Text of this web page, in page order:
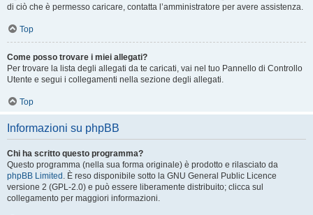
di ciò che è permesso caricare, contatta l’amministratore per avere assistenza.
Top
Come posso trovare i miei allegati?
Per trovare la lista degli allegati da te caricati, vai nel tuo Pannello di Controllo
Utente e segui i collegamenti nella sezione degli allegati.
Top
Informazioni su phpBB
Chi ha scritto questo programma?
Questo programma (nella sua forma originale) è prodotto e rilasciato da
phpBB Limited . È reso disponibile sotto la GNU General Public Licence
versione 2 (GPL-2.0) e può essere liberamente distribuito; clicca sul
collegamento per maggiori informazioni.